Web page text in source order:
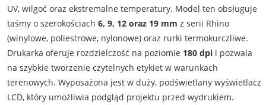
UV, wilgoć oraz ekstremalne temperatury. Model ten obsługuje
taśmy o szerokościach 6, 9, 12 oraz 19 mm z serii Rhino
(winylowe, poliestrowe, nylonowe) oraz rurki termokurczliwe.
Drukarka oferuje rozdzielczość na poziomie 180 dpii pozwala
na szybkie tworzenie czytelnych etykiet w warunkach
terenowych. Wyposażona jest w duży, podświetlany wyświetlacz
LCD, który umożliwia podgląd projektu przed wydrukiem.